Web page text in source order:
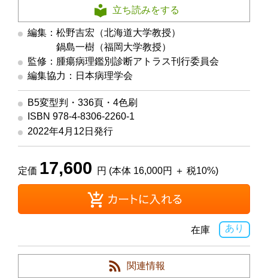
立ち読みをする
編集：松野吉宏（北海道大学教授）
鍋島一樹（福岡大学教授）
監修：腫瘍病理鑑別診断アトラス刊行委員会
編集協力：日本病理学会
B5変型判・336頁・4色刷
ISBN 978-4-8306-2260-1
2022年4月12日発行
定価 17,600 円 (本体 16,000円 ＋ 税10%)
あり
在庫
関連情報